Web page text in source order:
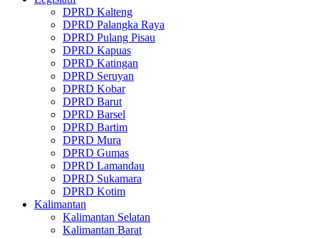
DPRD Kalteng
DPRD Palangka Raya
DPRD Pulang Pisau
DPRD Kapuas
DPRD Katingan
DPRD Seruyan
DPRD Kobar
DPRD Barut
DPRD Barsel
DPRD Bartim
DPRD Mura
DPRD Gumas
DPRD Lamandau
DPRD Sukamara
DPRD Kotim
Kalimantan
Kalimantan Selatan
Kalimantan Barat